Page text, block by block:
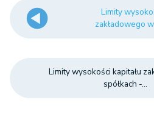
Limity
zakładowego
Limity wysokości kapitału
spółkach -...